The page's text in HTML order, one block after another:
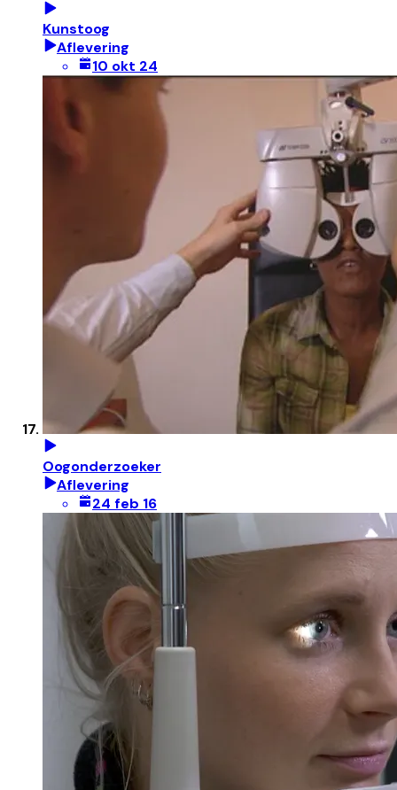
Kunstoog
Aflevering
10 okt 24
Oogonderzoeker
Aflevering
24 feb 16